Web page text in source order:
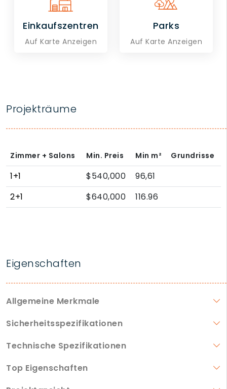
Einkaufszentren
Auf Karte Anzeigen
Parks
Auf Karte Anzeigen
Projekträume
Zimmer + Salons Min. Preis Min m² Grundrisse
1+1 $540,000
96,61
2+1
$640,000 116.96
Eigenschaften
Allgemeine Merkmale
Sicherheitsspezifikationen
Technische Spezifikationen
Top Eigenschaften